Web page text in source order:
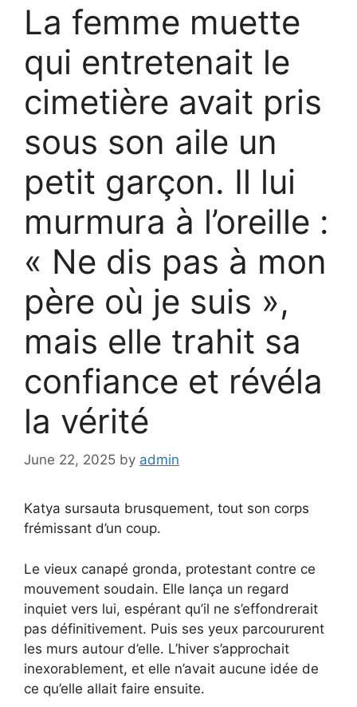
La femme muette
qui entretenait le
cimetière avait pris
sous son aile un
petit garçon. Il lui
murmura à l’oreille :
« Ne dis pas à mon
père où je suis »,
mais elle trahit sa
confiance et révéla
la vérité
June 22, 2025 by admin
Katya sursauta brusquement, tout son corps
frémissant d’un coup.
Le vieux canapé gronda, protestant contre ce
mouvement soudain. Elle lança un regard
inquiet vers lui, espérant qu’il ne s’effondrerait
pas définitivement. Puis ses yeux parcoururent
les murs autour d’elle. L’hiver s’approchait
inexorablement, et elle n’avait aucune idée de
ce qu’elle allait faire ensuite.